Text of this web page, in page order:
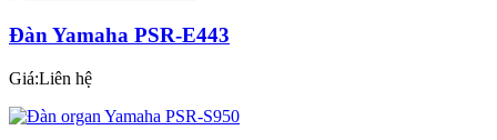
Đàn Yamaha PSR-E443
Giá:Liên hệ